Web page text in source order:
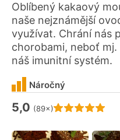
Oblíbený kakaový
naše nejznámější
využívat. Chrání nás
chorobami, neboť
náš imunitní systém.
Hodnocení receptu je
5,0 (89×)
Náročný